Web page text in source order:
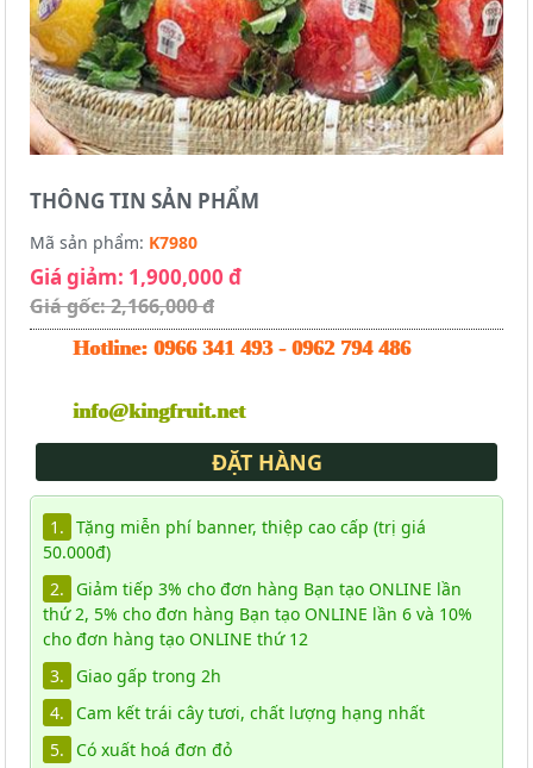
THÔNG TIN SẢN PHẨM
Mã sản phẩm: K7980
Giá giảm: 1,900,000 đ
Giá gốc: 2,166,000 đ
Hotline: 0966 341 493 - 0962 794 486
info@kingfruit.net
ĐẶT HÀNG
1. Tặng miễn phí banner, thiệp cao cấp (trị giá
50.000đ)
2.
Giảm tiếp 3% cho đơn hàng Bạn tạo ONLINE lần
thứ 2, 5% cho đơn hàng Bạn tạo ONLINE lần 6 và 10%
cho đơn hàng tạo ONLINE thứ 12
3.
Giao gấp trong 2h
4.
Cam kết trái cây tươi, chất lượng hạng nhất
5.
Có xuất hoá đơn đỏ